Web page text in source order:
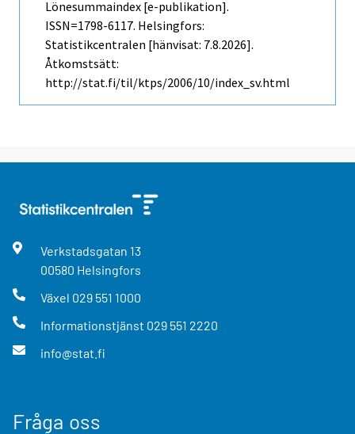
Lönesummaindex [e-publikation].
ISSN=1798-6117. Helsingfors:
Statistikcentralen [hänvisat: 7.8.2026].
Åtkomstsätt:
http://stat.fi/til/ktps/2006/10/index_sv.html
Verkstadsgatan 13
00580 Helsingfors
Växel 029 551 1000
Informationstjänst 029 551 2220
info@stat.fi
Fråga oss